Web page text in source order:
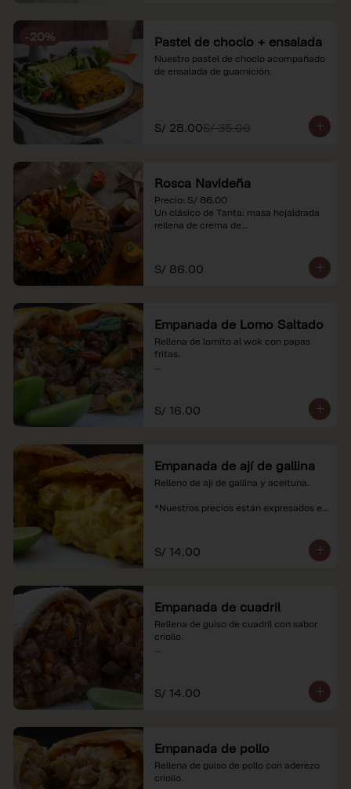
-20% Pastel de choclo + ensalada
Nuestro pastel de choclo acompañado
de ensalada de guarnición.
S/ 28.00S/ 35.00
Rosca Navideña
Precio: S/ 86.00
Un clásico de Tanta: masa hojaldrada
rellena de crema de
*Nuestros precios están expresados en
soles e incluyen impuestos de ley y
S/ 86.00
Empanada de Lomo Saltado
Rellena de lomito al wok con papas
fritas.
S/ 16.00
Empanada de ají de gallina
Relleno de ají de gallina y aceituna.
*Nuestros precios están expresados en
S/ 14.00
Empanada de cuadril
Rellena de guiso de cuadril con sabor
criollo.
S/ 14.00
Empanada de pollo
Rellena de guiso de pollo con aderezo
criollo.